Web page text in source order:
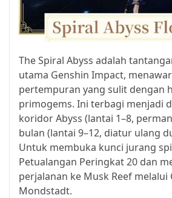
The Spiral Abyss adalah
utama Genshin Impact,
pertempuran yang sulit dengan
primogems. Ini terbagi menjadi
koridor Abyss (lantai 1–8,
bulan (lantai 9–12, diatur ulang
Untuk membuka kunci jurang
Petualangan Peringkat 20 dan
perjalanan ke Musk Reef melalui
Mondstadt.